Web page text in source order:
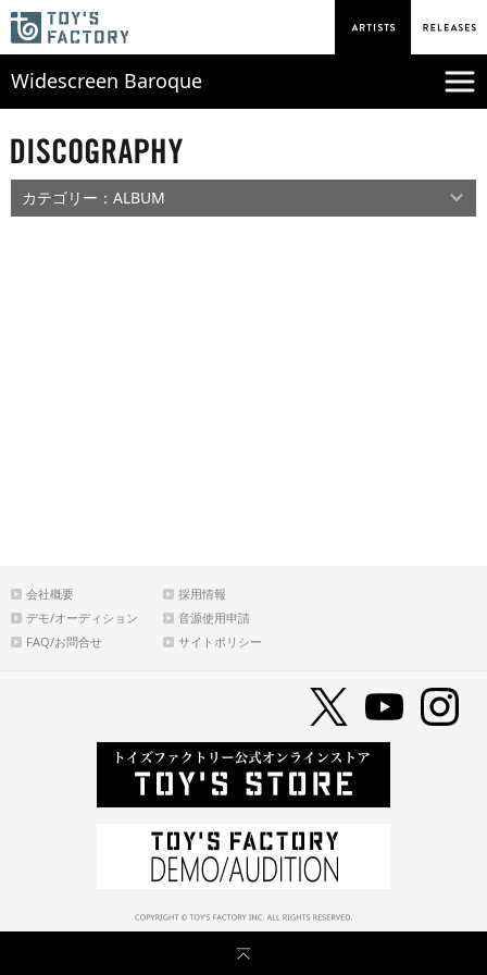
Widescreen Baroque
会社概要
採用情報
デモ/オーディション
音源使用申請
FAQ/お問合せ
サイトポリシー